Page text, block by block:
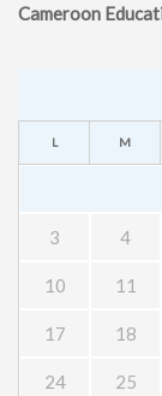
Cameroon
L M
3 4
10 11
17 18
24 25